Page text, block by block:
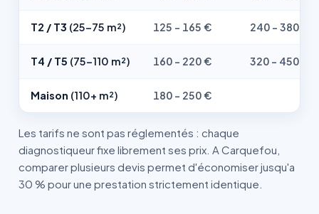
T2 / T3 (25-75 m²) 125 - 165 € 240 - 380 €
T4 / T5 (75-110 m²) 160 - 220 € 320 - 450 €
Maison (110+ m²) 180 - 250 €
Les tarifs ne sont pas réglementés : chaque
diagnostiqueur fixe librement ses prix. A Carquefou,
comparer plusieurs devis permet d'économiser jusqu'a
30 % pour une prestation strictement identique.